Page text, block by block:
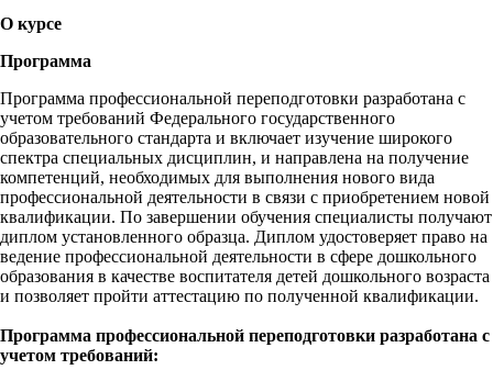
О курсе
Программа
Программа профессиональной переподготовки разработана с
учетом требований Федерального государственного
образовательного стандарта и включает изучение широкого
спектра специальных дисциплин, и направлена на получение
компетенций, необходимых для выполнения нового вида
профессиональной деятельности в связи с приобретением новой
квалификации. По завершении обучения специалисты получают
диплом установленного образца. Диплом удостоверяет право на
ведение профессиональной деятельности в сфере дошкольного
образования в качестве воспитателя детей дошкольного возраста
и позволяет пройти аттестацию по полученной квалификации.
Программа профессиональной переподготовки разработана с
учетом требований: